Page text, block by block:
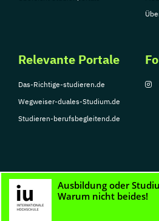
Relevante Portale
Das-Richtige-studieren.de
Wegweiser-duales-Studium.de
Studieren-berufsbegleitend.de
© Copyright 2026, TarGroup Media GmbH